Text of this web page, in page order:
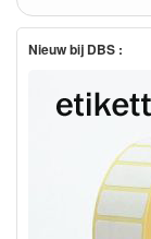
Nieuw bij DBS :